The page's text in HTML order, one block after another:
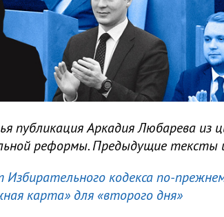
публикация Аркадия Любарева из
реформы. Предыдущие тексты
Избирательного кодекса по-
карта» для «второго дня»